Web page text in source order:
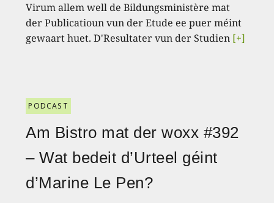
Virum allem well de Bildungsministère mat
der Publicatioun vun der Etude ee puer méint
gewaart huet. D'Resultater vun der Studien [+]
PODCAST
Am Bistro mat der woxx #392
– Wat bedeit d’Urteel géint
d’Marine Le Pen?